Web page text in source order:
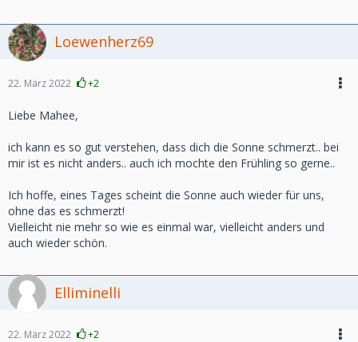
Loewenherz69
22. März 2022 +2
Liebe Mahee,
ich kann es so gut verstehen, dass dich die Sonne schmerzt.. bei
mir ist es nicht anders.. auch ich mochte den Frühling so gerne..
Ich hoffe, eines Tages scheint die Sonne auch wieder für uns,
ohne das es schmerzt!
Vielleicht nie mehr so wie es einmal war, vielleicht anders und
auch wieder schön.
Elliminelli
22. März 2022 +2